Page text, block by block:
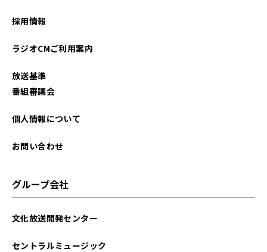
2025年07月
2025年04月
採用情報
ラジオCMご利用案内
放送基準
番組審議会
個人情報について
お問い合わせ
グループ会社
文化放送開発センター
セントラルミュージック